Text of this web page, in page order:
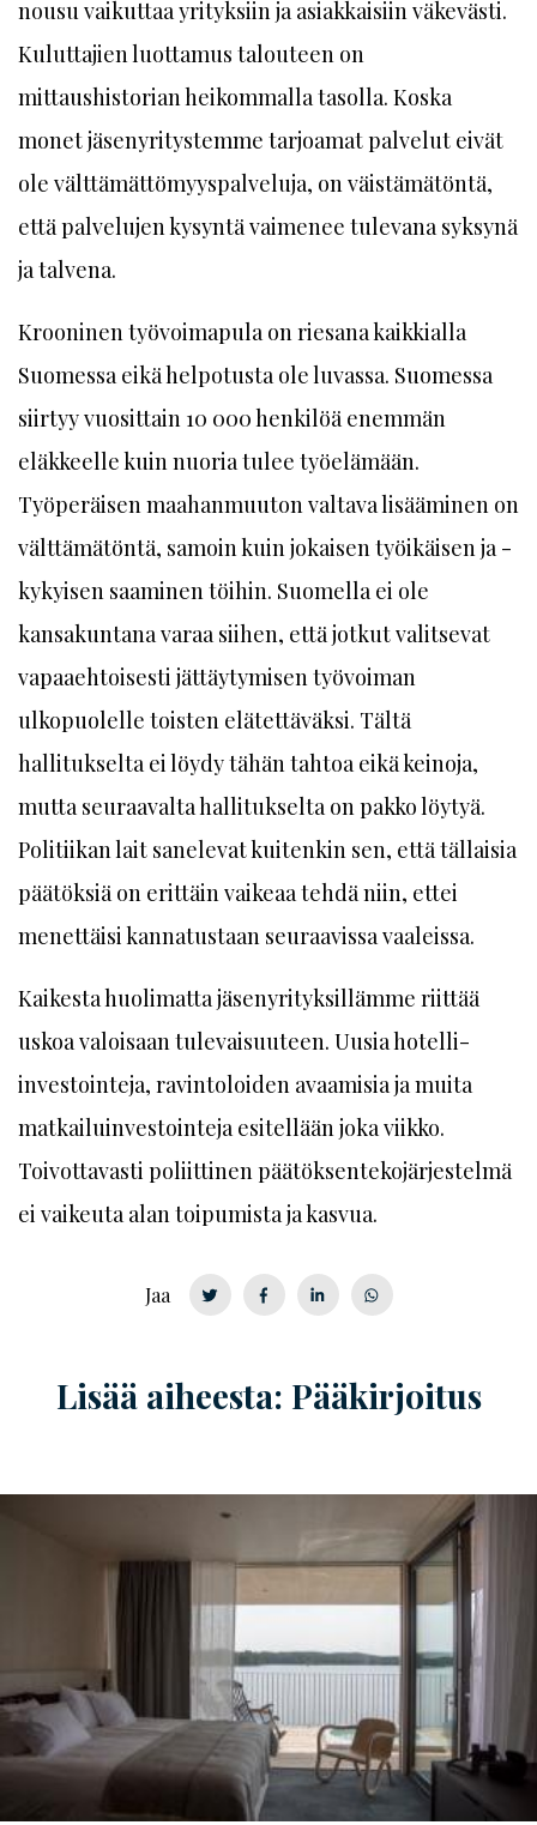
nousu vaikuttaa yrityksiin ja asiakkaisiin väkevästi.
Kuluttajien luottamus talouteen on
mittaushistorian heikommalla tasolla. Koska
monet jäsenyritystemme tarjoamat palvelut eivät
ole välttämättömyyspalveluja, on väistämätöntä,
että palvelujen kysyntä vaimenee tulevana syksynä
ja talvena.
Krooninen työvoimapula on riesana kaikkialla
Suomessa eikä helpotusta ole luvassa. Suomessa
siirtyy vuosittain 10 000 henkilöä enemmän
eläkkeelle kuin nuoria tulee työelämään.
Työperäisen maahanmuuton valtava lisääminen on
välttämätöntä, samoin kuin jokaisen työikäisen ja -
kykyisen saaminen töihin. Suomella ei ole
kansakuntana varaa siihen, että jotkut valitsevat
vapaaehtoisesti jättäytymisen työvoiman
ulkopuolelle toisten elätettäväksi. Tältä
hallitukselta ei löydy tähän tahtoa eikä keinoja,
mutta seuraavalta hallitukselta on pakko löytyä.
Politiikan lait sanelevat kuitenkin sen, että tällaisia
päätöksiä on erittäin vaikeaa tehdä niin, ettei
menettäisi kannatustaan seuraavissa vaaleissa.
Kaikesta huolimatta jäsenyrityksillämme riittää
uskoa valoisaan tulevaisuuteen. Uusia hotelli-
investointeja, ravintoloiden avaamisia ja muita
matkailuinvestointeja esitellään joka viikko.
Toivottavasti poliittinen päätöksentekojärjestelmä
ei vaikeuta alan toipumista ja kasvua.
Jaa
Lisää aiheesta: Pääkirjoitus